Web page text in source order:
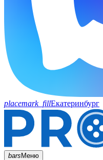
placemark_fillЕкатеринбург
barsМеню